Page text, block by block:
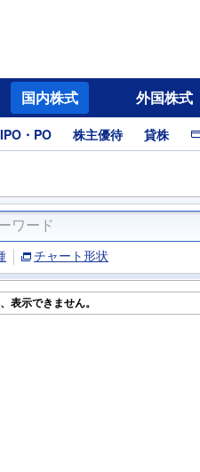
国内株式 外国株式
IPO・PO 株主優待 貸株
チャート形状
表示できません。